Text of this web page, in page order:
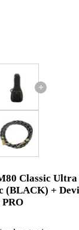
+
Classic Ultra
(BLACK) +